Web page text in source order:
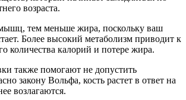
возраста.
тем меньше жира, поскольку ваш
Более высокий метаболизм приводит к
количества калорий и потере жира.
также помогают не допустить
закону Вольфа, кость растет в ответ на
возлагаются.